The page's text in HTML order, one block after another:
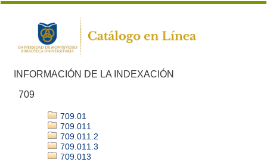
INFORMACIÓN DE LA INDEXACIÓN
709
709.01
709.011
709.011.2
709.011.3
709.013